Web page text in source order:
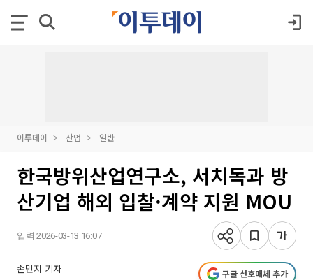
이투데이 산업 일반
한국방위산업연구소, 서치독과 방
산기업 해외 입찰·계약 지원 MOU
입력 2026-03-13 16:07
손민지 기자 구글 선호매체 추가